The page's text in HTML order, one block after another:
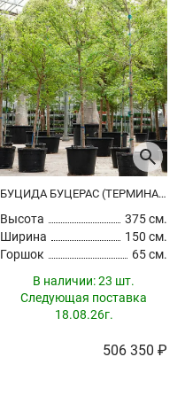
БУЦИДА БУЦЕРАС (ТЕРМИНАЛИЯ)
Высота
375 см.
Ширина
150 см.
Горшок
65 см.
В наличии:23 шт.
Следующая поставка
18.08.26г.
506 350 ₽